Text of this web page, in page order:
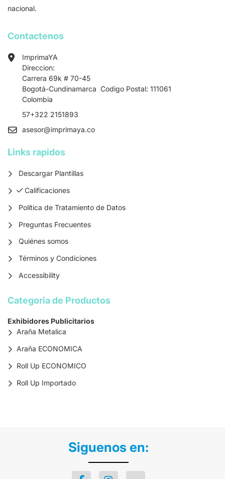
nacional.
Contactenos
ImprimaYA
Direccion:
Carrera 69k # 70-45
Bogotá-Cundinamarca Codigo Postal: 111061
Colombia
57+322 2151893
asesor@imprimaya.co
Links rapidos
Descargar Plantillas
Calificaciones
Calificaciones
Política de Tratamiento de Datos
Preguntas Frecuentes
Quiénes somos
Términos y Condiciones
Accessibility
Categoria de Productos
Exhibidores Publicitarios
Araña Metalica
Araña ECONOMICA
Roll Up ECONOMICO
Roll Up Importado
Siguenos en: